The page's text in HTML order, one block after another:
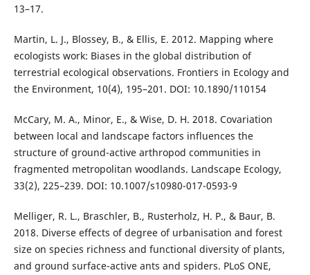
13–17.
Martin, L. J., Blossey, B., & Ellis, E. 2012. Mapping where
ecologists work: Biases in the global distribution of
terrestrial ecological observations. Frontiers in Ecology and
the Environment, 10(4), 195–201. DOI: 10.1890/110154
McCary, M. A., Minor, E., & Wise, D. H. 2018. Covariation
between local and landscape factors influences the
structure of ground-active arthropod communities in
fragmented metropolitan woodlands. Landscape Ecology,
33(2), 225–239. DOI: 10.1007/s10980-017-0593-9
Melliger, R. L., Braschler, B., Rusterholz, H. P., & Baur, B.
2018. Diverse effects of degree of urbanisation and forest
size on species richness and functional diversity of plants,
and ground surface-active ants and spiders. PLoS ONE,